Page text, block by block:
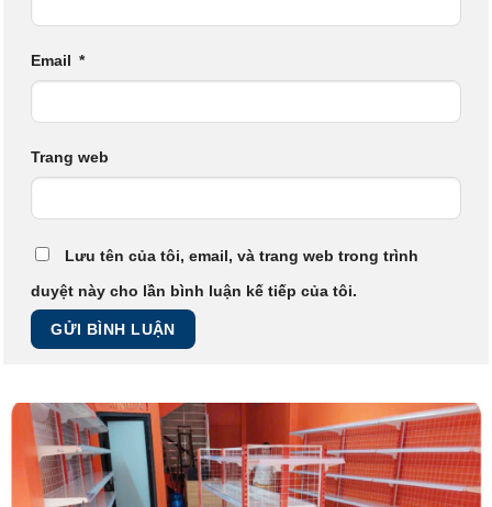
Email *
Trang web
Lưu tên của tôi, email, và trang web trong trình
duyệt này cho lần bình luận kế tiếp của tôi.